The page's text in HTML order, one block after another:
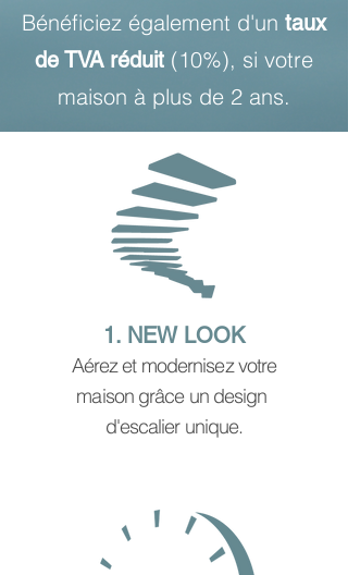
Bénéficiez également d'un taux
de TVA réduit (10%), si votre
maison à plus de 2 ans.
1. NEW LOOK
Aérez et modernisez votre
maison grâce un design
d'escalier unique.